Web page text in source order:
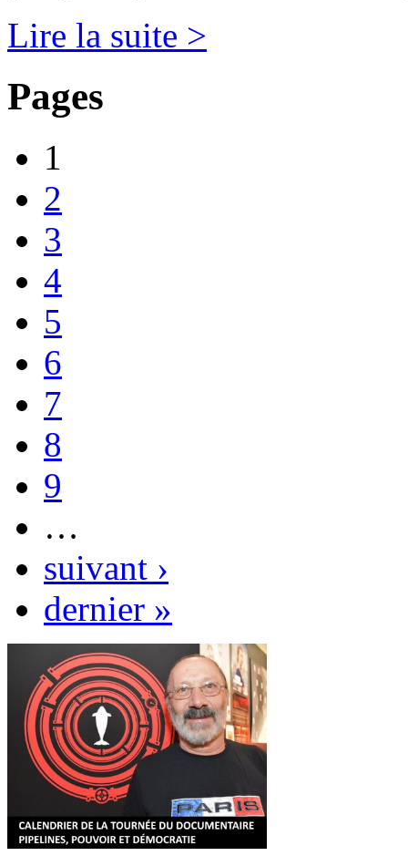
Lire la suite >
Pages
1
2
3
4
5
6
7
8
9
…
suivant ›
dernier »